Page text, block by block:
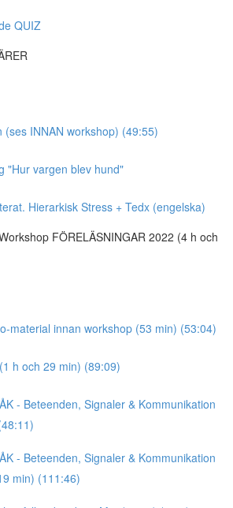
QUIZ
(ses INNAN workshop) (49:55)
"Hur vargen blev hund"
Hierarkisk Stress + Tedx (engelska)
FÖRELÄSNINGAR 2022 (4 h och
material innan workshop (53 min) (53:04)
h och 29 min) (89:09)
- Beteenden, Signaler & Kommunikation
- Beteenden, Signaler & Kommunikation
min) (111:46)